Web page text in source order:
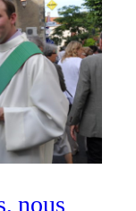
nous